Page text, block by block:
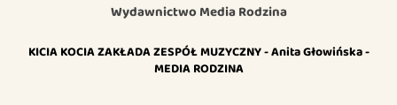
Wydawnictwo Media Rodzina
KICIA KOCIA ZAKŁADA ZESPÓŁ MUZYCZNY - Anita Głowińska -
MEDIA RODZINA